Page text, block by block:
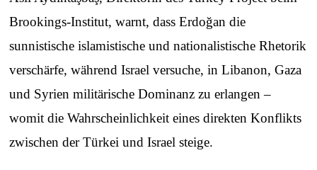
Brookings-Institut, warnt, dass Erdoğan die
sunnistische islamistische und nationalistische Rhetorik
verschärfe, während Israel versuche, in Libanon, Gaza
und Syrien militärische Dominanz zu erlangen –
womit die Wahrscheinlichkeit eines direkten Konflikts
zwischen der Türkei und Israel steige.